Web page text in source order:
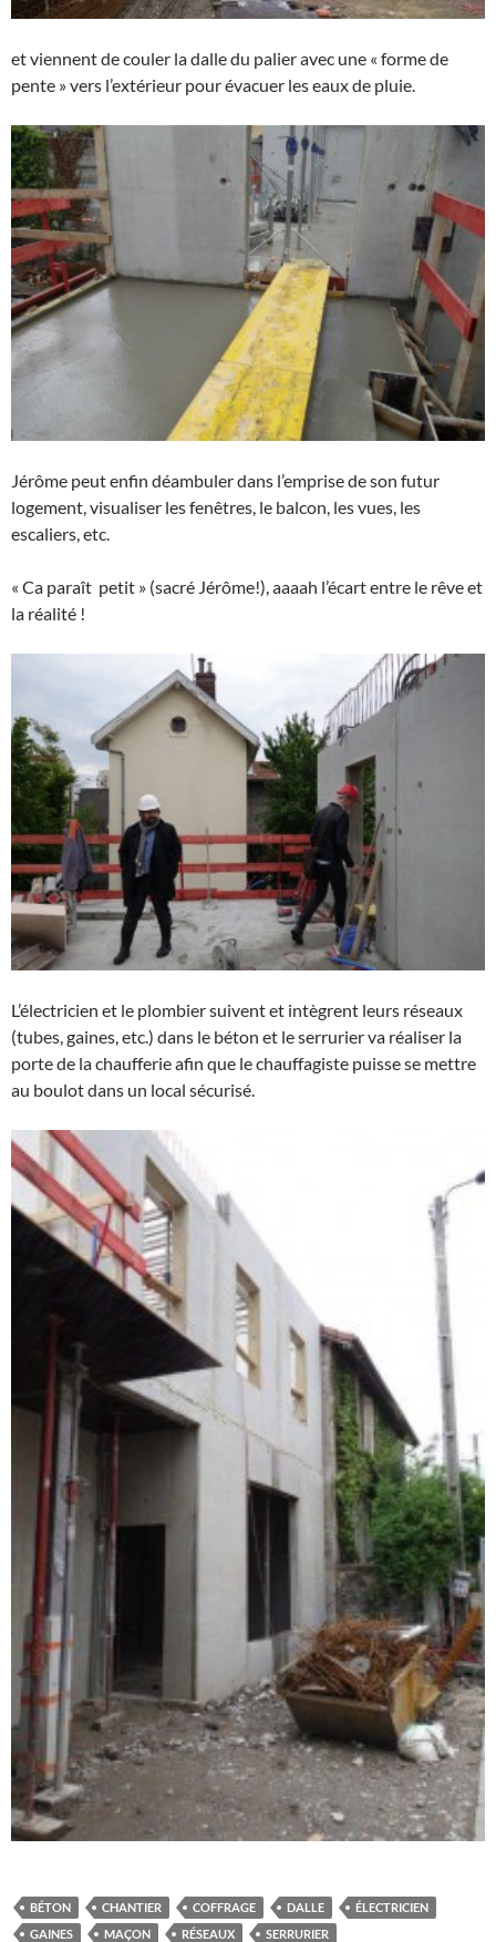
et viennent de couler la dalle du palier avec une « forme de
pente » vers l’extérieur pour évacuer les eaux de pluie.
Jérôme peut enfin déambuler dans l’emprise de son futur
logement, visualiser les fenêtres, le balcon, les vues, les
escaliers, etc.
« Ca paraît petit » (sacré Jérôme!), aaaah l’écart entre le rêve et
la réalité !
L’électricien et le plombier suivent et intègrent leurs réseaux
(tubes, gaines, etc.) dans le béton et le serrurier va réaliser la
porte de la chaufferie afin que le chauffagiste puisse se mettre
au boulot dans un local sécurisé.
BÉTON CHANTIER COFFRAGE DALLE
ÉLECTRICIEN
GAINES
MAÇON RÉSEAUX SERRURIER